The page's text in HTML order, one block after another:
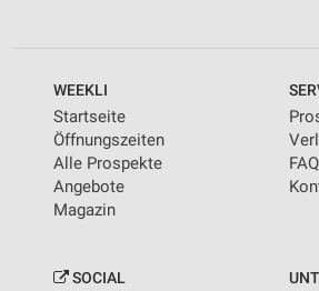
WEEKLI
Startseite
Öffnungszeiten
Alle Prospekte
Angebote
Magazin
FAQ
SOCIAL